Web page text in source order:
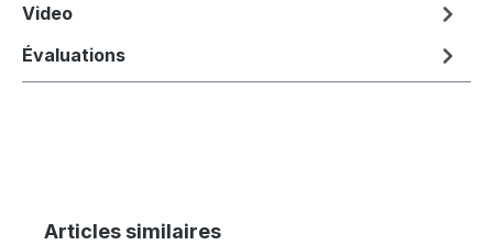
Video
Évaluations
Ignorer la galerie de produits
Articles similaires